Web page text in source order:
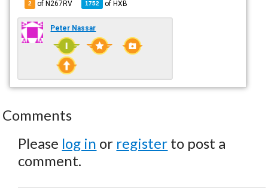
2 of N267RV 1752 ofHXB
Peter Nassar
Comments
Please log in or register to post a
comment.